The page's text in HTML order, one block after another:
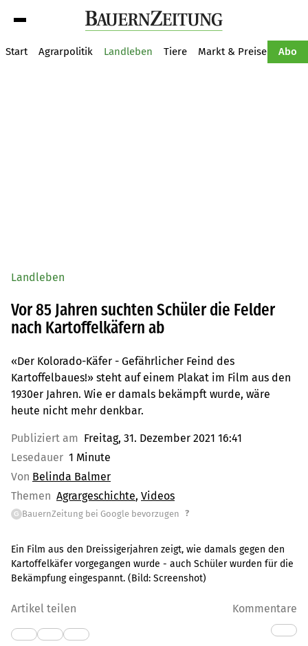
Start Agrarpolitik Landleben Tiere Markt & Preise Abo
Landleben
Vor 85 Jahren suchten Schüler die Felder
nach Kartoffelkäfern ab
«Der Kolorado-Käfer - Gefährlicher Feind des
Kartoffelbaues!» steht auf einem Plakat im Film aus den
1930er Jahren. Wie er damals bekämpft wurde, wäre
heute nicht mehr denkbar.
Publiziert am Freitag, 31. Dezember 2021 16:41
Lesedauer 1 Minute
Von Belinda Balmer
Themen Agrargeschichte Videos
G BauernZeitung bei Google bevorzugen ?
Ein Film aus den Dreissigerjahren zeigt, wie damals gegen den
Kartoffelkäfer vorgegangen wurde - auch Schüler wurden für die
Bekämpfung eingespannt. (Bild: Screenshot)
Artikel teilen Kommentare